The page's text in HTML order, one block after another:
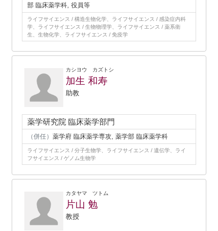
部 臨床薬学科, 役員等
ライフサイエンス / 構造生物化学、ライフサイエンス / 感染症内科
学、ライフサイエンス / 生物物理学、ライフサイエンス / 薬系衛
生、生物化学、ライフサイエンス / 免疫学
カシヨウ カズトシ
加生 和寿
助教
薬学研究院 臨床薬学部門
（併任） 薬学府 臨床薬学専攻, 薬学部 臨床薬学科
ライフサイエンス / 分子生物学、ライフサイエンス / 遺伝学、ライ
フサイエンス / ゲノム生物学
カタヤマ ツトム
片山 勉
教授